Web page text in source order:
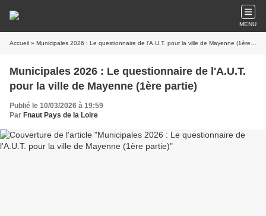
MENU
Accueil » Municipales 2026 : Le questionnaire de l'A.U.T. pour la ville de Mayenne (1ère partie)
Municipales 2026 : Le questionnaire de l'A.U.T.
pour la ville de Mayenne (1ère partie)
Publié le 10/03/2026 à 19:59
Par Fnaut Pays de la Loire